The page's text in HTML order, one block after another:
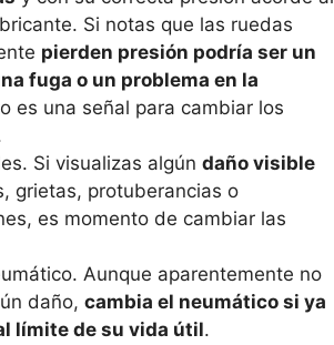
Si notas que las ruedas
pierden presión podría ser un
fuga o un problema en la
es una señal para cambiar los
Si visualizas algún daño visible
grietas, protuberancias o
es momento de cambiar las
Aunque aparentemente no
daño, cambia el neumático si ya
límite de su vida útil.